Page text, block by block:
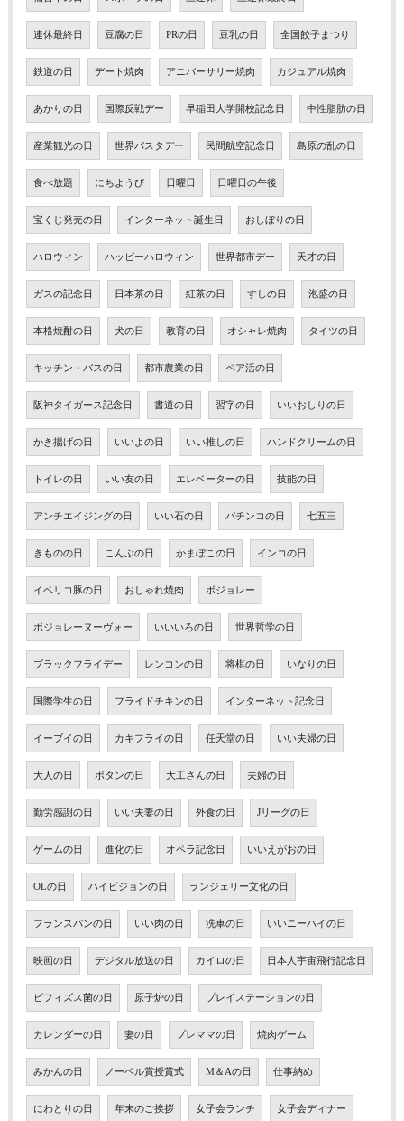
連休最終日 豆腐の日 PRの日 豆乳の日 全国餃子まつり
鉄道の日 デート焼肉 アニバーサリー焼肉 カジュアル焼肉
あかりの日 国際反戦デー 早稲田大学開校記念日 中性脂肪の日
産業観光の日 世界パスタデー 民間航空記念日 島原の乱の日
食べ放題 にちようび 日曜日 日曜日の午後
宝くじ発売の日 インターネット誕生日 おしぼりの日
ハロウィン ハッピーハロウィン 世界都市デー 天才の日
ガスの記念日 日本茶の日 紅茶の日 すしの日 泡盛の日
本格焼酎の日 犬の日 教育の日 オシャレ焼肉 タイツの日
キッチン・バスの日 都市農業の日 ペア活の日
阪神タイガース記念日 書道の日 習字の日 いいおしりの日
かき揚げの日 いいよの日 いい推しの日 ハンドクリームの日
トイレの日 いい友の日 エレベーターの日 技能の日
アンチエイジングの日 いい石の日 パチンコの日 七五三
きものの日 こんぶの日 かまぼこの日 インコの日
イベリコ豚の日 おしゃれ焼肉 ボジョレー
ボジョレーヌーヴォー いいいろの日 世界哲学の日
ブラックフライデー レンコンの日 将棋の日 いなりの日
国際学生の日 フライドチキンの日 インターネット記念日
イーブイの日 カキフライの日 任天堂の日 いい夫婦の日
大人の日 ボタンの日 大工さんの日 夫婦の日
勤労感謝の日 いい夫妻の日 外食の日 Jリーグの日
ゲームの日 進化の日 オペラ記念日 いいえがおの日
OLの日 ハイビジョンの日 ランジェリー文化の日
フランスパンの日 いい肉の日 洗車の日 いいニーハイの日
映画の日 デジタル放送の日 カイロの日 日本人宇宙飛行記念日
ビフィズス菌の日 原子炉の日 プレイステーションの日
カレンダーの日 妻の日 プレママの日 焼肉ゲーム
みかんの日 ノーベル賞授賞式 M＆Aの日 仕事納め
にわとりの日 年末のご挨拶 女子会ランチ 女子会ディナー